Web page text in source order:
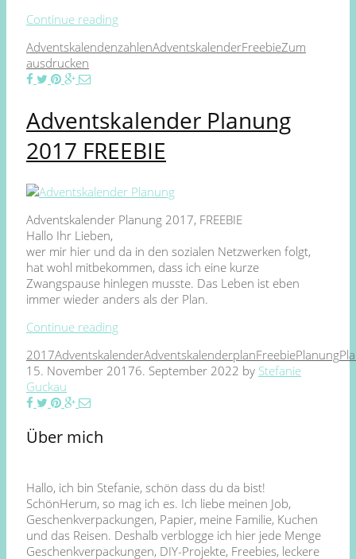
Continue reading
AdventskalendenzahlenAdventskalenderFreebieZum
ausdrucken
Adventskalender Planung
2017 FREEBIE
Adventskalender Planung 2017, FREEBIE
Hallo Ihr Lieben,
wer mir hier und da in den sozialen Netzwerken folgt,
hat wohl mitbekommen, dass ich eine kurze
Zwangspause hinlegen musste. Das Leben ist eben
immer wieder anders als der Plan.
Continue reading
2017AdventskalenderAdventskalenderplanFreebiePlanung
15. November 20176. September 2022 by Stefanie
Guckau
Über mich
Hallo, ich bin Stefanie, schön dass du da bist!
SchönHerum, so mag ich es. Ich liebe meinen Job,
Geschenkverpackungen, Papier, meine Familie, Kuchen
und das Reisen. Deshalb verblogge ich hier jede Menge
Geschenkverpackungen, DIY-Projekte, Freebies, leckere